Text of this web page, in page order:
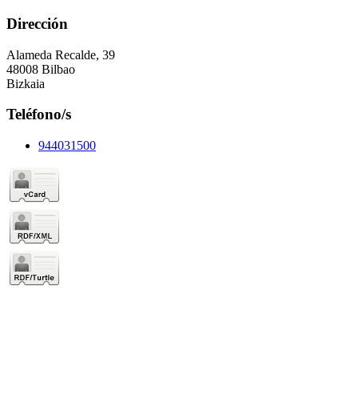
Dirección
Alameda Recalde, 39
48008 Bilbao
Bizkaia
Teléfono/s
944031500